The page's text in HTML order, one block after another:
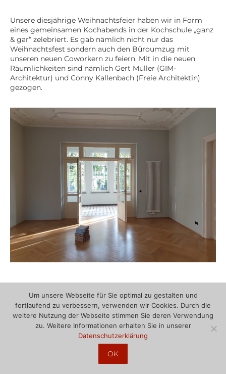
Unsere diesjährige Weihnachtsfeier haben wir in Form
eines gemeinsamen Kochabends in der Kochschule „ganz
& gar“ zelebriert. Es gab nämlich nicht nur das
Weihnachtsfest sondern auch den Büroumzug mit
unseren neuen Coworkern zu feiern. Mit in die neuen
Räumlichkeiten sind nämlich Gert Müller (GIM-
Architektur) und Conny Kallenbach (Freie Architektin)
gezogen.
Büroumzug
Leipzig / November 2022
Am 11.11.2022 ist unser Büro umgezogen.
Um unsere Webseite für Sie optimal zu gestalten und
fortlaufend zu verbessern, verwenden wir Cookies. Durch die
weitere Nutzung der Webseite stimmen Sie deren Verwendung
zu. Weitere Informationen erhalten Sie in unserer
Datenschutzerklärung
OK